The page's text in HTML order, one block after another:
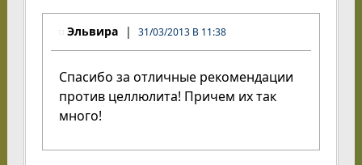
Эльвира 31/03/2013 В 11:38
Спасибо за отличные рекомендации
против целлюлита! Причем их так
много!